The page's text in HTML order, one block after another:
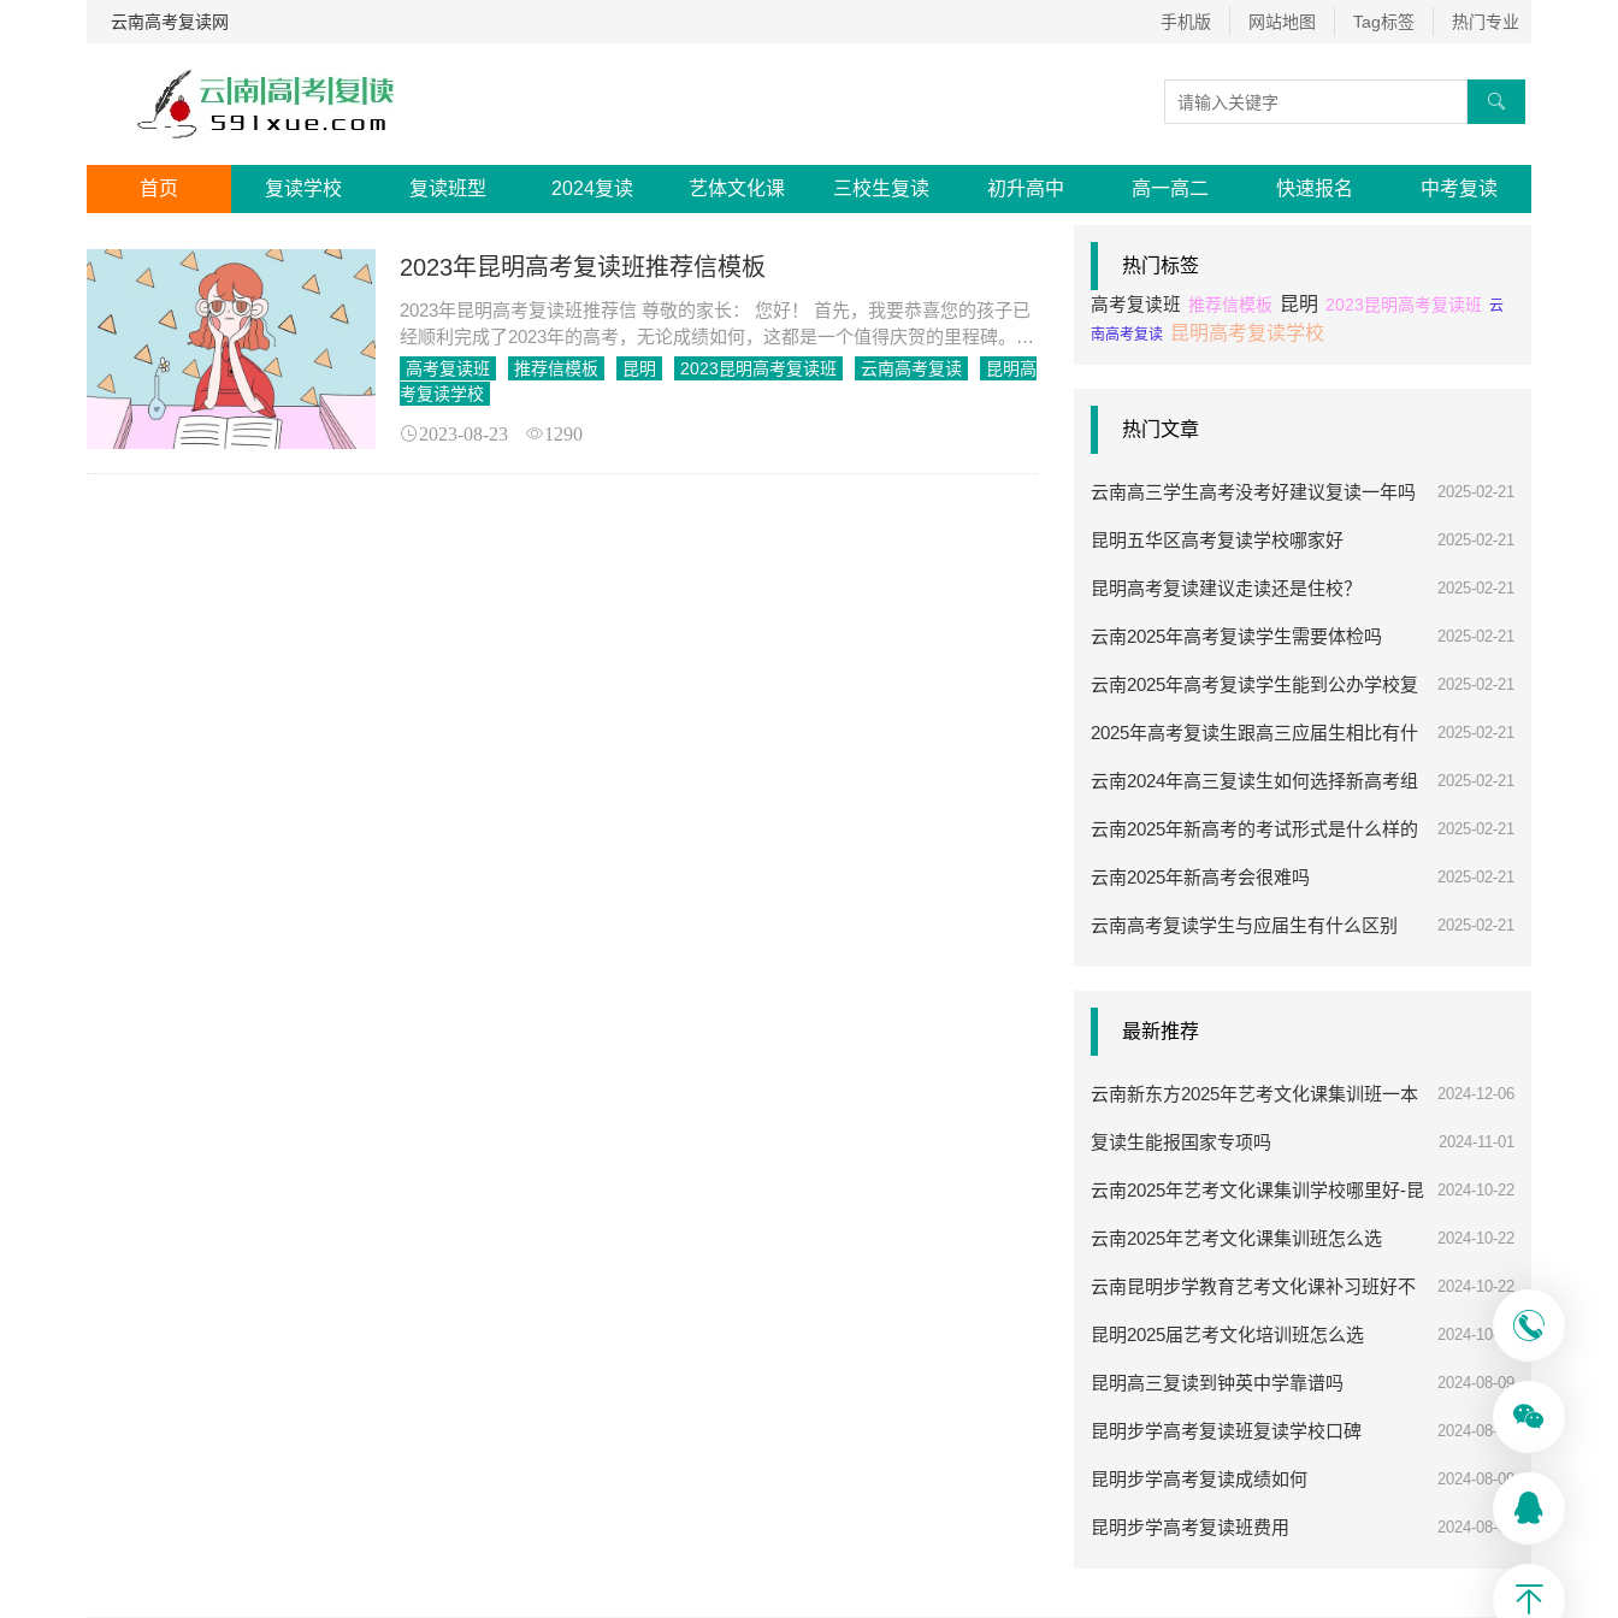
云南高考复读网 手机版 网站地图 Tag标签 热门专业

首页 复读学校 复读班型 2024复读 艺体文化课 三校生复读 初升高中 高一高二 快速报名 中考复读
2023年昆明高考复读班推荐信模板
2023年昆明高考复读班推荐信 尊敬的家长： 您好！ 首先，我要恭喜您的孩子已
经顺利完成了2023年的高考，无论成绩如何，这都是一个值得庆贺的里程碑。对
于那些未能如愿的学子来说，复读是一个重新出
高考复读班 推荐信模板 昆明 2023昆明高考复读班 云南高考复读
昆明高
考复读学校
2023-08-23 1290
热门标签
高考复读班 推荐信模板 昆明 2023昆明高考复读班 云
南高考复读 昆明高考复读学校
热门文章
云南高三学生高考没考好建议复读一年吗 2025-02-21
昆明五华区高考复读学校哪家好 2025-02-21
昆明高考复读建议走读还是住校？ 2025-02-21
云南2025年高考复读学生需要体检吗 2025-02-21
云南2025年高考复读学生能到公办学校复
读吗
2025-02-21
2025年高考复读生跟高三应届生相比有什
么优势
2025-02-21
云南2024年高三复读生如何选择新高考组
合
2025-02-21
云南2025年新高考的考试形式是什么样的 2025-02-21
云南2025年新高考会很难吗 2025-02-21
云南高考复读学生与应届生有什么区别 2025-02-21
最新推荐
云南新东方2025年艺考文化课集训班一本
率高吗
2024-12-06
复读生能报国家专项吗 2024-11-01
云南2025年艺考文化课集训学校哪里好-昆
明步学教育
2024-10-22
云南2025年艺考文化课集训班怎么选 2024-10-22
云南昆明步学教育艺考文化课补习班好不
好
2024-10-22
昆明2025届艺考文化培训班怎么选 2024-10-08
昆明高三复读到钟英中学靠谱吗 2024-08-09
昆明步学高考复读班复读学校口碑 2024-08-09
昆明步学高考复读成绩如何 2024-08-09
昆明步学高考复读班费用 2024-08-09